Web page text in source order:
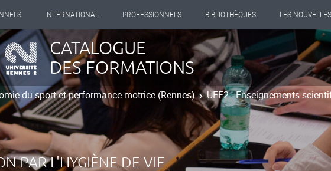
INTERNATIONAL PROFESSIONNELS BIBLIOTHÈQUES LES
CATALOGUE
DES FORMATIONS
du sport et performance motrice (Rennes)
UEF2 - Enseignements
PAR L'HYGIÈNE DE VIE